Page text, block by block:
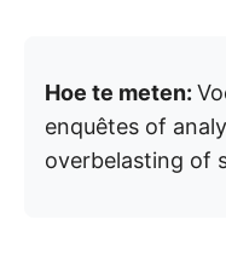
Hoe te meten:
enquêtes of
overbelasting of